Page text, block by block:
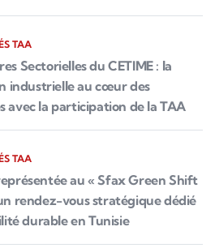
TAA
Sectorielles du CETIME : la
industrielle au cœur des
avec la participation de la TAA
TAA
au « Sfax Green Shift
rendez-vous stratégique dédié
durable en Tunisie